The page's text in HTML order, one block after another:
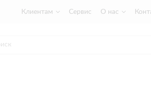
Клиентам Сервис О нас